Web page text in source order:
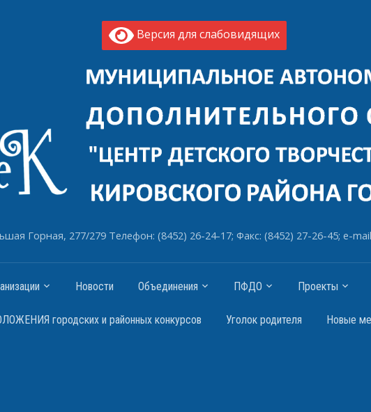
Версия для слабовидящих
Горная, 277/279 Телефон: (8452) 26-24-17; Факс: (8452) 27-26-45; e-
Новости Объединения ПФДО Проекты
городских и районных конкурсов Уголок родителя Новые